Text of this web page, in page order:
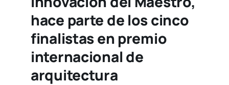
hace parte de los cinco
finalistas en premio
internacional de
arquitectura